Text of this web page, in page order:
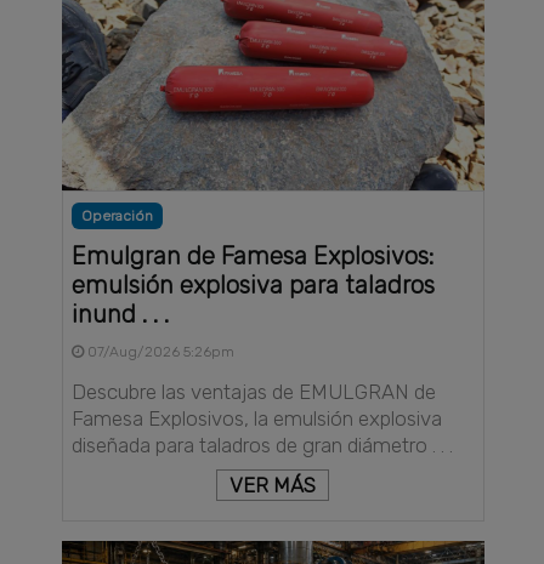
Operación
Emulgran de Famesa Explosivos:
emulsión explosiva para taladros
inund . . .
07/Aug/2026 5:26pm
Descubre las ventajas de EMULGRAN de
Famesa Explosivos, la emulsión explosiva
diseñada para taladros de gran diámetro . . .
VER MÁS